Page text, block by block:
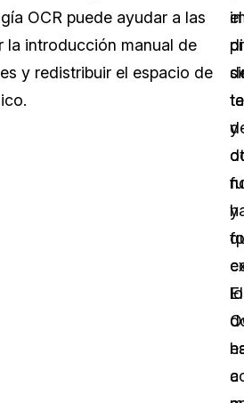
OCR puede ayudar a las
la introducción manual de
y redistribuir el espacio de
y
a
el
y
El